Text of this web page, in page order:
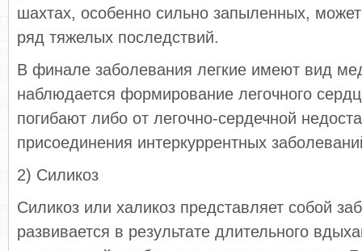
шахтах, особенно сильно запыленных,
ряд тяжелых последствий.
В финале заболевания легкие имеют вид
наблюдается формирование легочного
погибают либо от легочно-сердечной
присоединения интеркуррентных
2) Силикоз
Силикоз или халикоз представляет собой
развивается в результате длительного